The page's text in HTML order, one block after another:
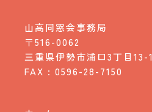
山高同窓会事務局
〒516-0062
三重県伊勢市浦口3丁目13-1
FAX : 0596-28-7150